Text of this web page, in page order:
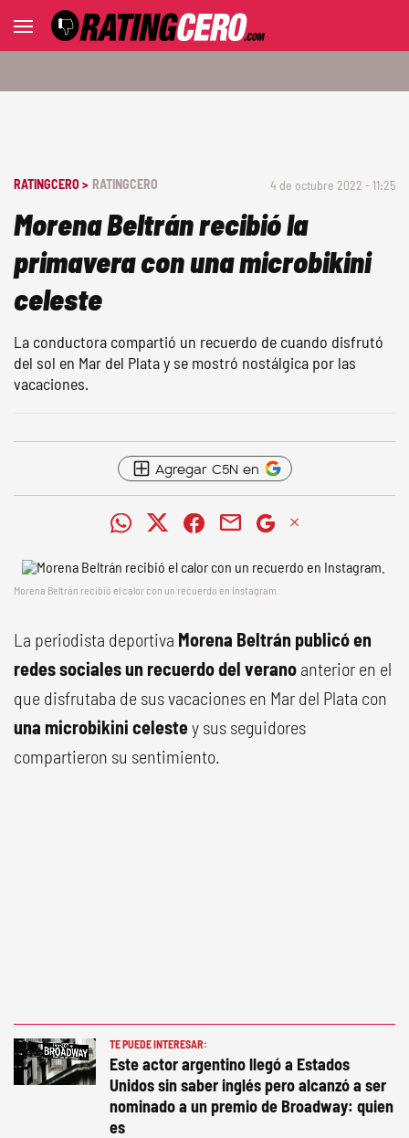
RATINGCERO > RATINGCERO 4 de octubre 2022 - 11:25
Morena Beltrán recibió la
primavera con una microbikini
celeste
La conductora compartió un recuerdo de cuando disfrutó
del sol en Mar del Plata y se mostró nostálgica por las
vacaciones.
Agregar C5N en
Morena Beltrán recibió el calor con un recuerdo en Instagram.
La periodista deportiva Morena Beltrán publicó en
redes sociales un recuerdo del verano anterior en el
que disfrutaba de sus vacaciones en Mar del Plata con
una microbikini celestey sus seguidores
compartieron su sentimiento.
TE PUEDE INTERESAR:
Este actor argentino llegó a Estados
Unidos sin saber inglés pero alcanzó a ser
nominado a un premio de Broadway: quien
es